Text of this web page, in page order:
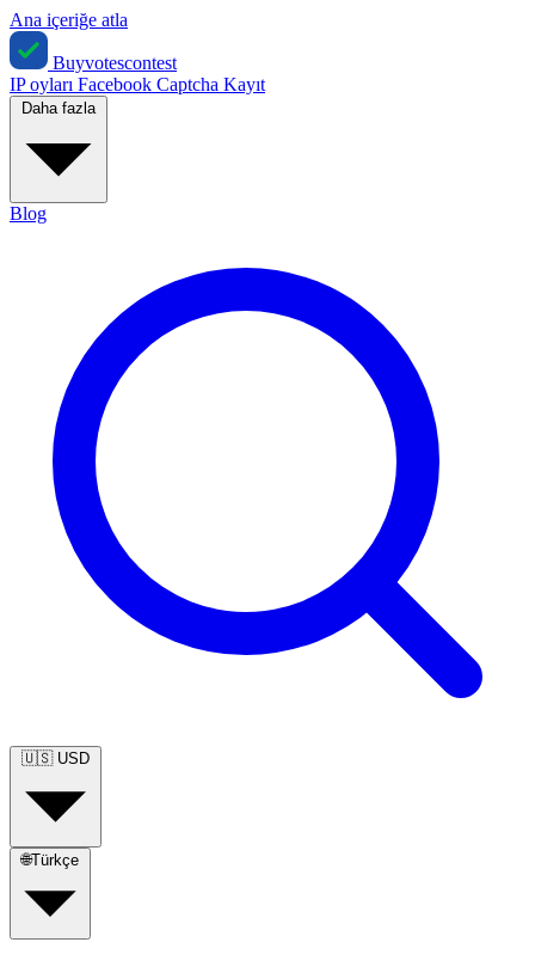
Ana içeriğe atla
Buyvotescontest
IP oyları Facebook Captcha Kayıt
Daha fazla
Blog
🇺🇸 USD
🌐Türkçe